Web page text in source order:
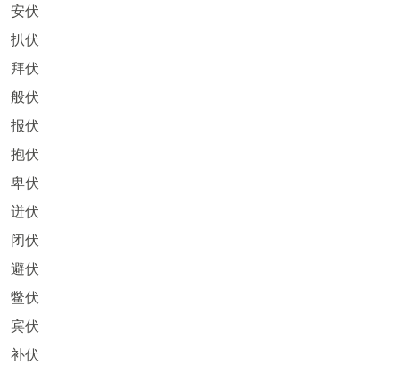
安伏
扒伏
拜伏
般伏
报伏
抱伏
卑伏
迸伏
闭伏
避伏
鳖伏
宾伏
补伏